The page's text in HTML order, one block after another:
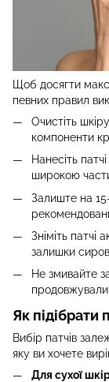
Щоб досягти
певних правил
Очистіть
компоненти
Нанесіть
широкою
Залиште на
Зніміть патчі
залишки
Не змивайте
продовжували
Як підібрати
Вибір патчів
яку ви хочете
Для сухої